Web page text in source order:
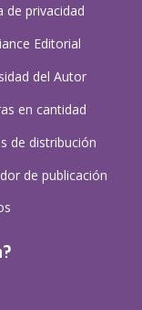
de privacidad
Editorial
del Autor
en cantidad
de distribución
de publicación